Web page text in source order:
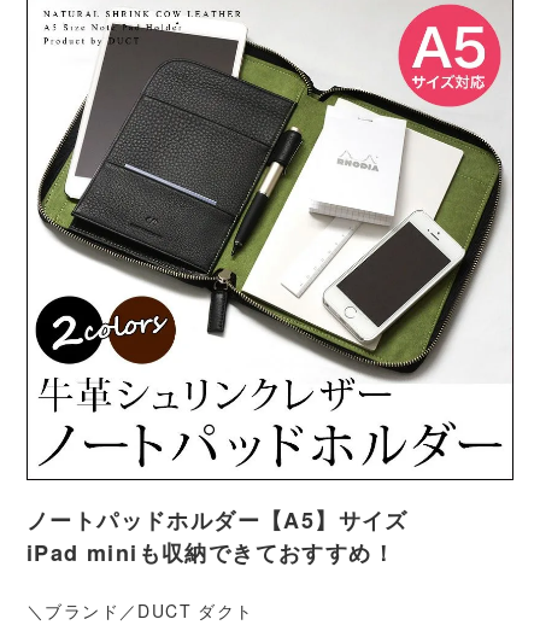
ノートパッドホルダー【A5】サイズ
iPad miniも収納できておすすめ！
＼ブランド／DUCT ダクト